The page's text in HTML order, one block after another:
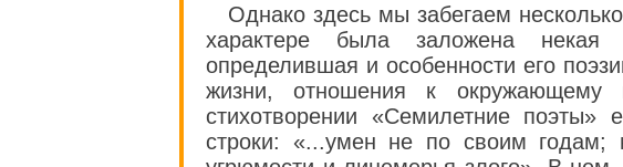
Однако здесь мы забегаем
характере была заложена некая
определившая и особенности его
жизни, отношения к окружающему
стихотворении «Семилетние поэты»
строки: «...умен не по своим